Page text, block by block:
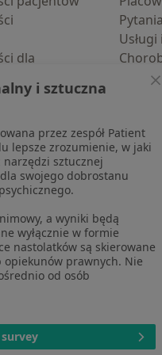
dla
Pomoc
Blog
otwiera się w
otwiera
i sztuczna
przez zespół Patient
lepsze zrozumienie, w jaki
sztucznej
swojego dobrostanu
a wyniki będą
wyłącznie w formie
nastolatków są skierowane
opiekunów prawnych. Nie
od osób